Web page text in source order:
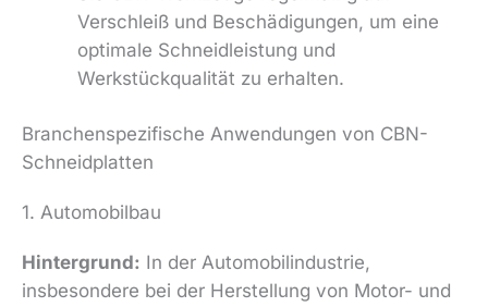
Verschleiß und Beschädigungen, um eine
optimale Schneidleistung und
Werkstückqualität zu erhalten.
Branchenspezifische Anwendungen von CBN-
Schneidplatten
1. Automobilbau
Hintergrund: In der Automobilindustrie,
insbesondere bei der Herstellung von Motor- und